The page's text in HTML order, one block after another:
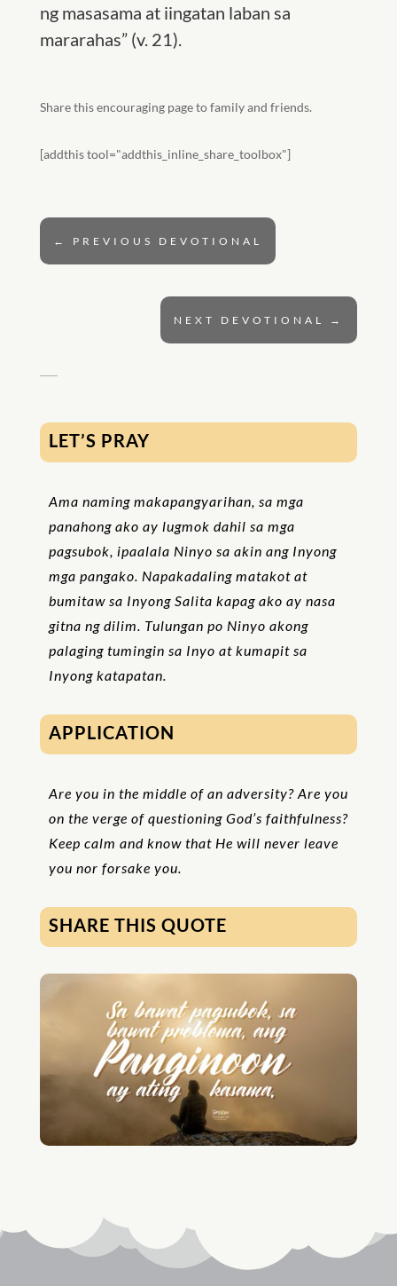
ng masasama at iingatan laban sa
mararahas” (v. 21).
Share this encouraging page to family and friends.
[addthis tool="addthis_inline_share_toolbox"]
← PREVIOUS DEVOTIONAL
NEXT DEVOTIONAL →
LET’S PRAY
Ama naming makapangyarihan, sa mga
panahong ako ay lugmok dahil sa mga
pagsubok, ipaalala Ninyo sa akin ang Inyong
mga pangako. Napakadaling matakot at
bumitaw sa Inyong Salita kapag ako ay nasa
gitna ng dilim. Tulungan po Ninyo akong
palaging tumingin sa Inyo at kumapit sa
Inyong katapatan.
APPLICATION
Are you in the middle of an adversity? Are you
on the verge of questioning God’s faithfulness?
Keep calm and know that He will never leave
you nor forsake you.
SHARE THIS QUOTE